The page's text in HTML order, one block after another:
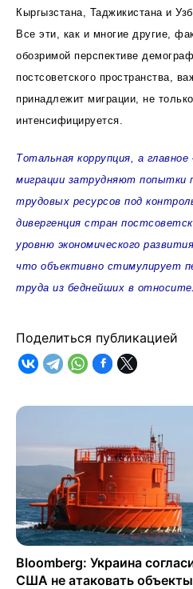
Кыргызстана, Таджикистана и
Все эти, как и многие другие,
обозримой перспективе
постсоветского пространства,
принадлежит миграции, не
интенсифицируется.
Тотальная коррупция, а
миграции затрудняют попытки
трудовых ресурсов под
дивергенция стран
уровню экономического
что объективно стимулирует
труда из беднейших в
Поделиться публикацией
Bloomberg: Украина
США не атаковать